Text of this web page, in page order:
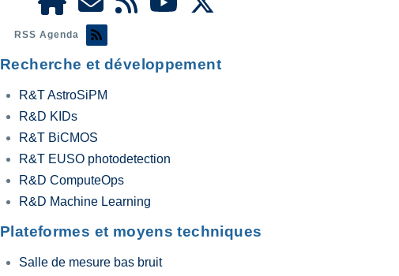
RSS Agenda
Recherche et développement
R&T AstroSiPM
R&D KIDs
R&T BiCMOS
R&T EUSO photodetection
R&D ComputeOps
R&D Machine Learning
Plateformes et moyens techniques
Salle de mesure bas bruit